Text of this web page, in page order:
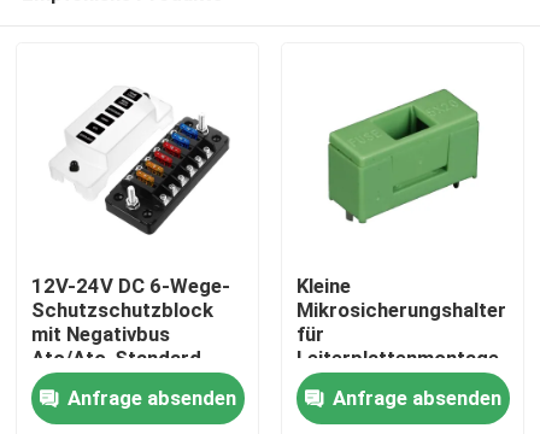
Startseite
12V-24V DC 6-Wege-
Schutzschutzblock
mit Negativbus
Atc/Ato-Standard-
Automobilschutzschutzschränke
Anfrage absenden
Kleine
Mikrosicherungshalter
für
Leiterplattenmontage,
250 VAC, 10 A, für 5 x
20 mm Sicherung
Anfrage absenden